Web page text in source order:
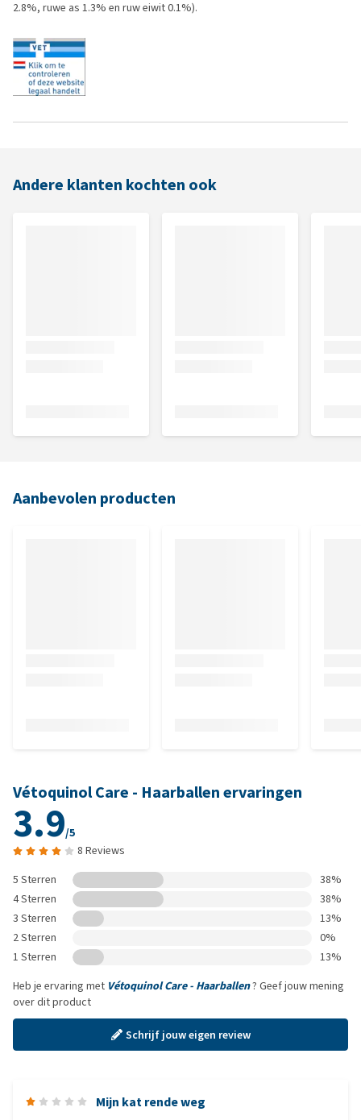
2.8%, ruwe as 1.3% en ruw eiwit 0.1%).
Andere klanten kochten ook
Aanbevolen producten
Vétoquinol Care - Haarballen ervaringen
3.9/5
8 Reviews
5 Sterren
38%
4 Sterren
38%
3 Sterren
13%
2 Sterren
0%
1 Sterren
13%
Heb je ervaring met Vétoquinol Care - Haarballen? Geef jouw mening
over dit product
Schrijf jouw eigen review
Mijn kat rende weg